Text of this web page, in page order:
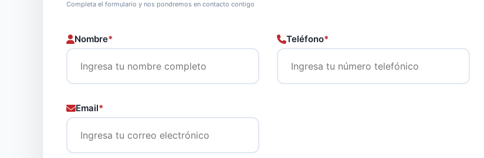
Completa el formulario y nos pondremos en contacto contigo
Nombre* Teléfono*
Email*